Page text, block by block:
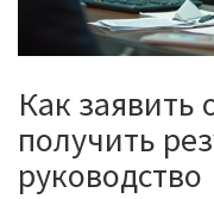
Как заявить
получить
руководство